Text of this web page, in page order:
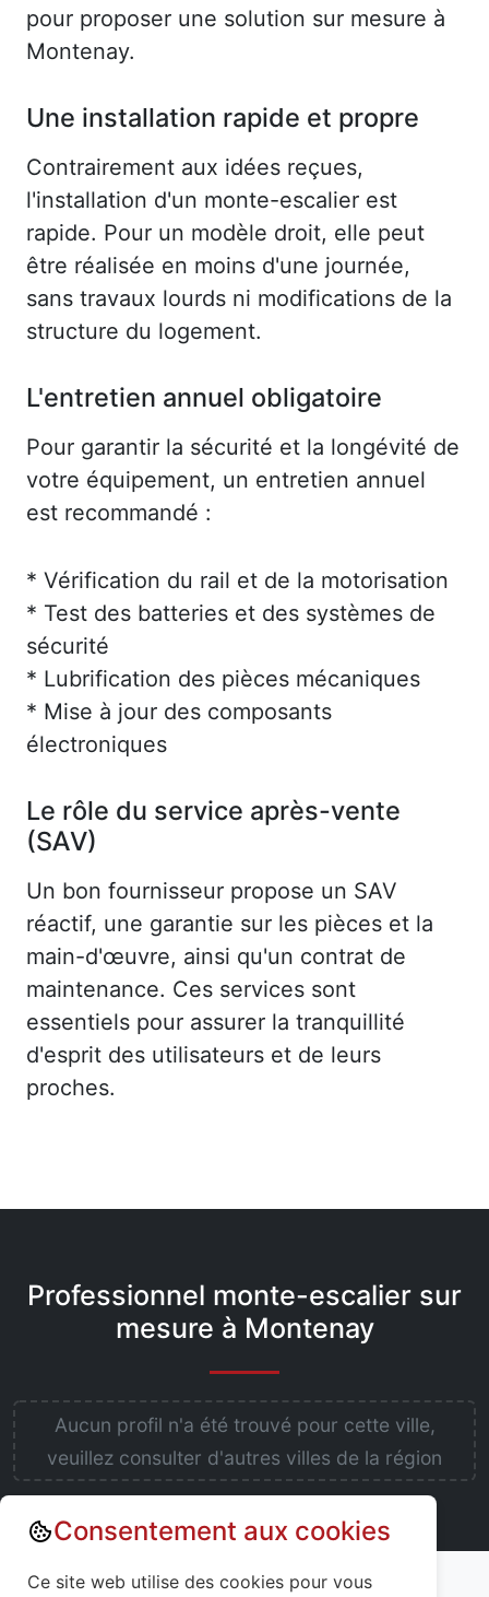
pour proposer une solution sur mesure à
Montenay.
Une installation rapide et propre
Contrairement aux idées reçues,
l'installation d'un monte-escalier est
rapide. Pour un modèle droit, elle peut
être réalisée en moins d'une journée,
sans travaux lourds ni modifications de la
structure du logement.
L'entretien annuel obligatoire
Pour garantir la sécurité et la longévité de
votre équipement, un entretien annuel
est recommandé :
* Vérification du rail et de la motorisation
* Test des batteries et des systèmes de
sécurité
* Lubrification des pièces mécaniques
* Mise à jour des composants
électroniques
Le rôle du service après-vente
(SAV)
Un bon fournisseur propose un SAV
réactif, une garantie sur les pièces et la
main-d'œuvre, ainsi qu'un contrat de
maintenance. Ces services sont
essentiels pour assurer la tranquillité
d'esprit des utilisateurs et de leurs
proches.
Professionnel monte-escalier sur
mesure à Montenay
Aucun profil n'a été trouvé pour cette ville,
veuillez consulter d'autres villes de la région
Annuaire : Monte escalier
Mayenne (53)
Consentement aux cookies
Ce site web utilise des cookies pour vous